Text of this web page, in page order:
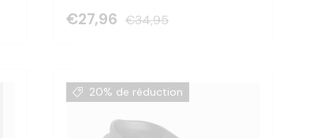
€27,96 €34,95
20% de réduction